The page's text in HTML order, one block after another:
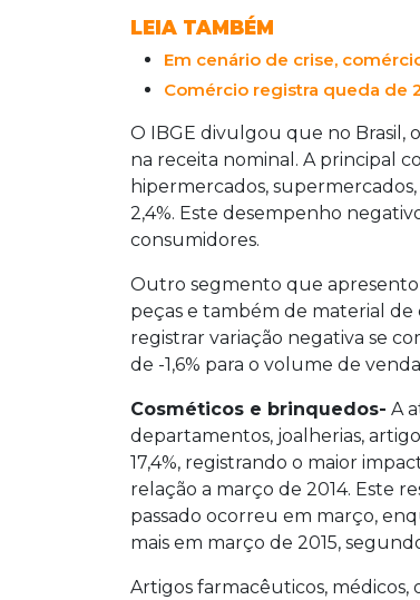
LEIA TAMBÉM
Em cenário de crise,
Comércio registra queda de
O IBGE divulgou que no Brasil,
na receita nominal. A principal
hipermercados,
2,4%. Este desempenho
consumidores.
Outro segmento que
peças e também de material
registrar variação negativa se
de -1,6% para o volume de
Cosméticos e brinquedos- A
departamentos, joalherias,
17,4%, registrando o maior
relação a março de 2014. Este
passado ocorreu em março,
mais em março de 2015,
Artigos farmacêuticos,